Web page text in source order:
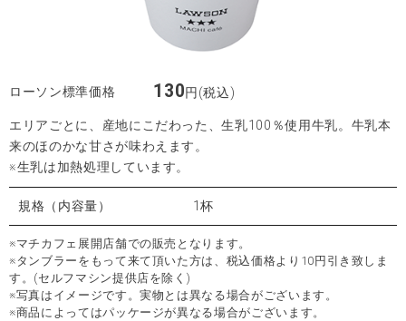
ローソン標準価格 130円(税込)
エリアごとに、産地にこだわった、生乳100％使用牛乳。牛乳本
来のほのかな甘さが味わえます。
※生乳は加熱処理しています。
規格（内容量） 1杯
※マチカフェ展開店舗での販売となります。
※タンブラーをもって来て頂いた方は、税込価格より10円引き致しま
す。(セルフマシン提供店を除く)
※写真はイメージです。実物とは異なる場合がございます。
※商品によってはパッケージが異なる場合がございます。